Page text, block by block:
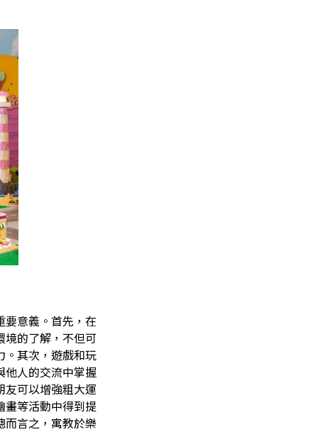
要意義。首先，在
境的了解，不但可
。其次，遊戲和玩
他人的交流中掌握
友可以增強粗大運
畫等活動中得到提
而言之，寓教於樂